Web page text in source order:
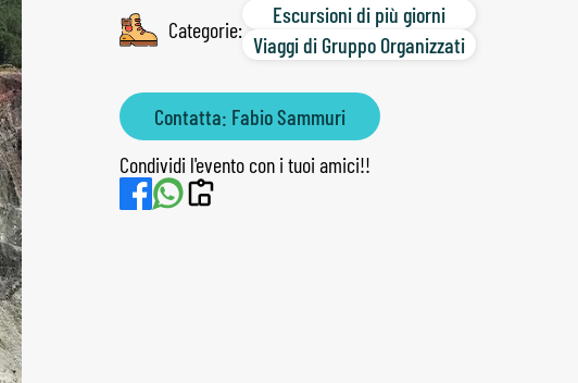
Categorie:
Escursioni di più giorni
Viaggi di Gruppo Organizzati
Contatta: Fabio Sammuri
Condividi l'evento con i tuoi amici!!